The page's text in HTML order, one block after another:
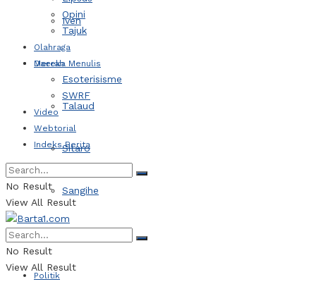
Iven
Daerah
Talaud
Sitaro
Sangihe
Politik
Opini
Tajuk
Olahraga
Mereka Menulis
Esoterisisme
SWRF
Video
Webtorial
Indeks Berita
No Result
View All Result
No Result
View All Result